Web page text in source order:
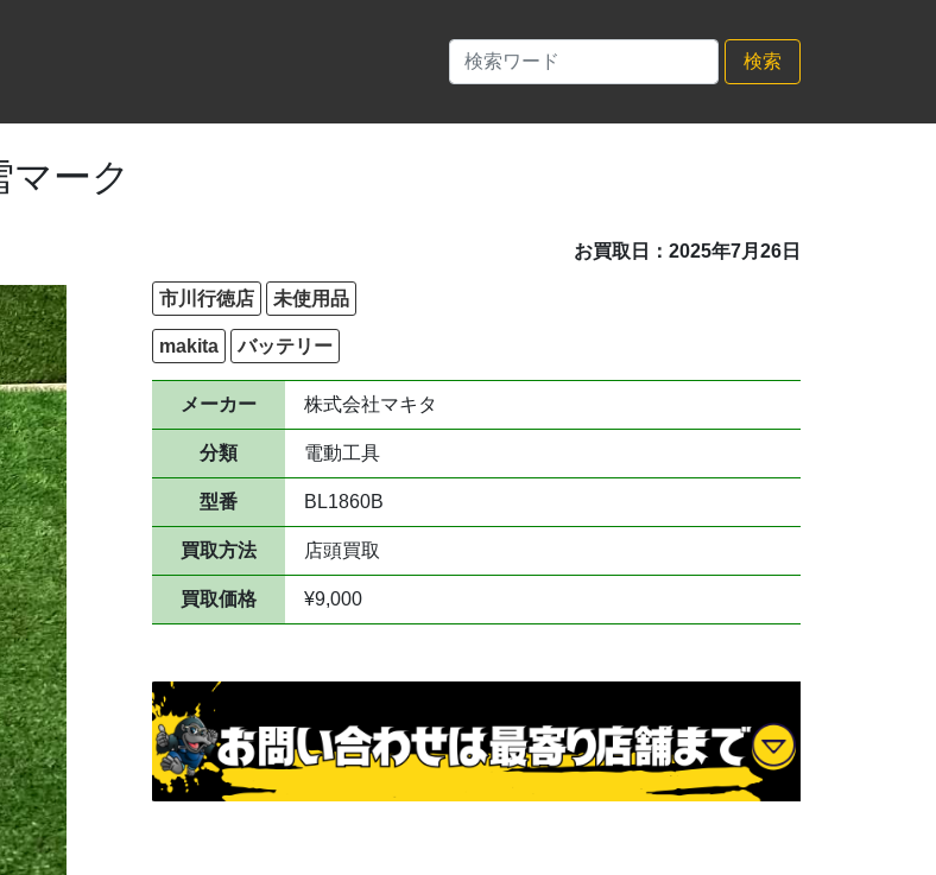
検索
ーク
お買取日：2025年7月26日
市川行徳店 未使用品
makita バッテリー
メーカー 株式会社マキタ
分類 電動工具
型番 BL1860B
買取方法 店頭買取
買取価格 ¥9,000